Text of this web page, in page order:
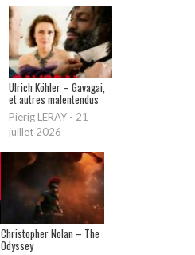
Ulrich Köhler – Gavagai,
et autres malentendus
Pierig LERAY - 21
juillet 2026
Christopher Nolan – The
Odyssey